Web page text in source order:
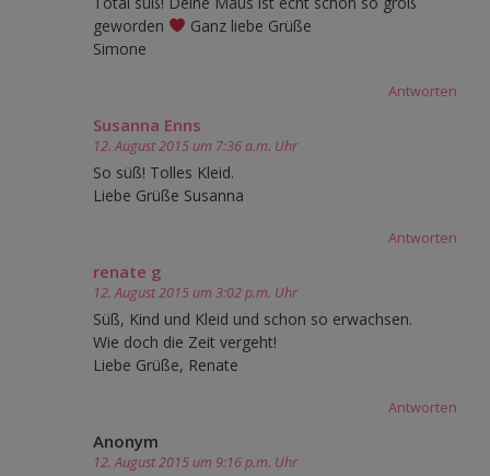
geworden
Ganz liebe Grüße
Simone
Antworten
Susanna Enns
12. August 2015 um 7:36 a.m. Uhr
So süß! Tolles Kleid.
Liebe Grüße Susanna
Antworten
renate g
12. August 2015 um 3:02 p.m. Uhr
Süß, Kind und Kleid und schon so erwachsen.
Wie doch die Zeit vergeht!
Liebe Grüße, Renate
Antworten
Anonym
12. August 2015 um 9:16 p.m. Uhr